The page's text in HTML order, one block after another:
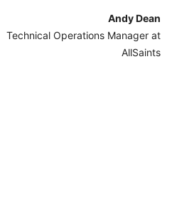
Andy Dean
Technical Operations Manager at
AllSaints